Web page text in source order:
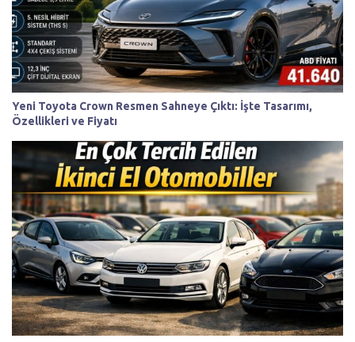
Yeni Toyota Crown Resmen Sahneye Çıktı: İşte Tasarımı,
Özellikleri ve Fiyatı